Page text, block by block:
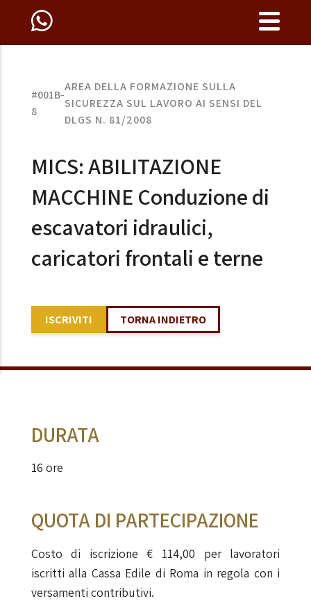
#001B-
8
AREA DELLA FORMAZIONE SULLA
SICUREZZA SUL LAVORO AI SENSI DEL
DLGS N. 81/2008
MICS: ABILITAZIONE
MACCHINE Conduzione di
escavatori idraulici,
caricatori frontali e terne
ISCRIVITI TORNA INDIETRO
DURATA
16 ore
QUOTA DI PARTECIPAZIONE
Costo di iscrizione € 114,00 per lavoratori
iscritti alla Cassa Edile di Roma in regola con i
versamenti contributivi.